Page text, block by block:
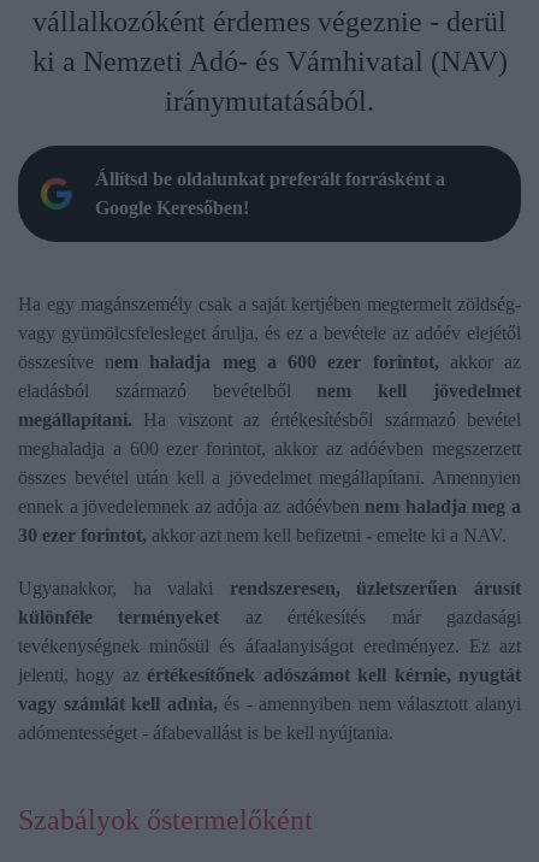
vállalkozóként érdemes végeznie - derül
ki a Nemzeti Adó- és Vámhivatal (NAV)
iránymutatásából.
Állítsd be oldalunkat preferált forrásként a
Google Keresőben!
Ha egy magánszemély csak a saját kertjében megtermelt zöldség-
vagy gyümölcsfelesleget árulja, és ez a bevétele az adóév elejétől
összesítve nem haladja meg a 600 ezer forintot, akkor az
eladásból származó bevételből nem kell jövedelmet
megállapítani. Ha viszont az értékesítésből származó bevétel
meghaladja a 600 ezer forintot, akkor az adóévben megszerzett
összes bevétel után kell a jövedelmet megállapítani. Amennyien
ennek a jövedelemnek az adója az adóévben nem haladja meg a
30 ezer forintot, akkor azt nem kell befizetni - emelte ki a NAV.
Ugyanakkor, ha valaki rendszeresen, üzletszerűen árusít
különféle terményeket az értékesítés már gazdasági
tevékenységnek minősül és áfaalanyiságot eredményez. Ez azt
jelenti, hogy azértékesítőnek adószámot kell kérnie, nyugtát
vagy számlát kell adnia, és - amennyiben nem választott alanyi
adómentességet - áfabevallást is be kell nyújtania.
Szabályok őstermelőként